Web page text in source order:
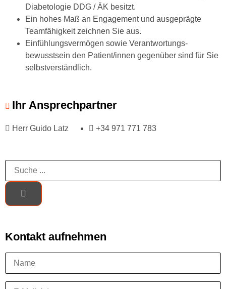
Diabetologie DDG / ÄK besitzt.
Ein hohes Maß an Engagement und ausgeprägte
Teamfähigkeit zeichnen Sie aus.
Einfühlungsvermögen sowie Verantwortungs­
bewusstsein den Patient/innen gegenüber sind für Sie
selbstverständlich.
Ihr Ansprechpartner
Herr Guido Latz +34 971 771 783
Kontakt aufnehmen